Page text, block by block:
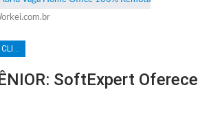
ATENDIMENTO AO CLIENTE
SoftExpert Oferece